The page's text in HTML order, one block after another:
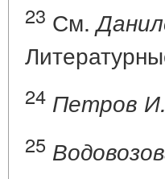
23 См.
24 Петров
25